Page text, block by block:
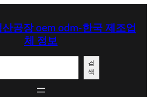
공장 oem odm-한국 제조업
체 정보
검
색